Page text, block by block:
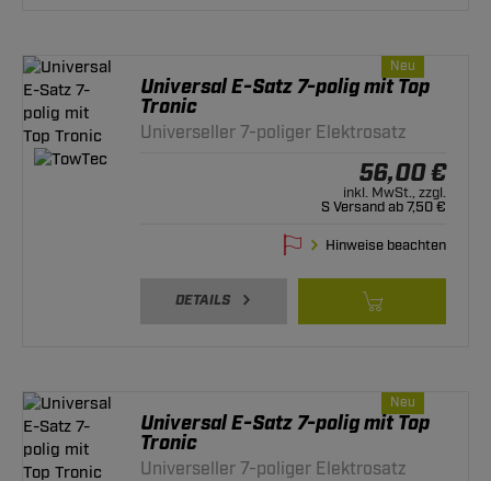
Neu
Universal E-Satz 7-polig mit Top
Tronic
Universeller 7-poliger Elektrosatz
56,00 €
inkl. MwSt., zzgl.
S Versand ab 7,50 €
Hinweise beachten
DETAILS
Neu
Universal E-Satz 7-polig mit Top
Tronic
Universeller 7-poliger Elektrosatz